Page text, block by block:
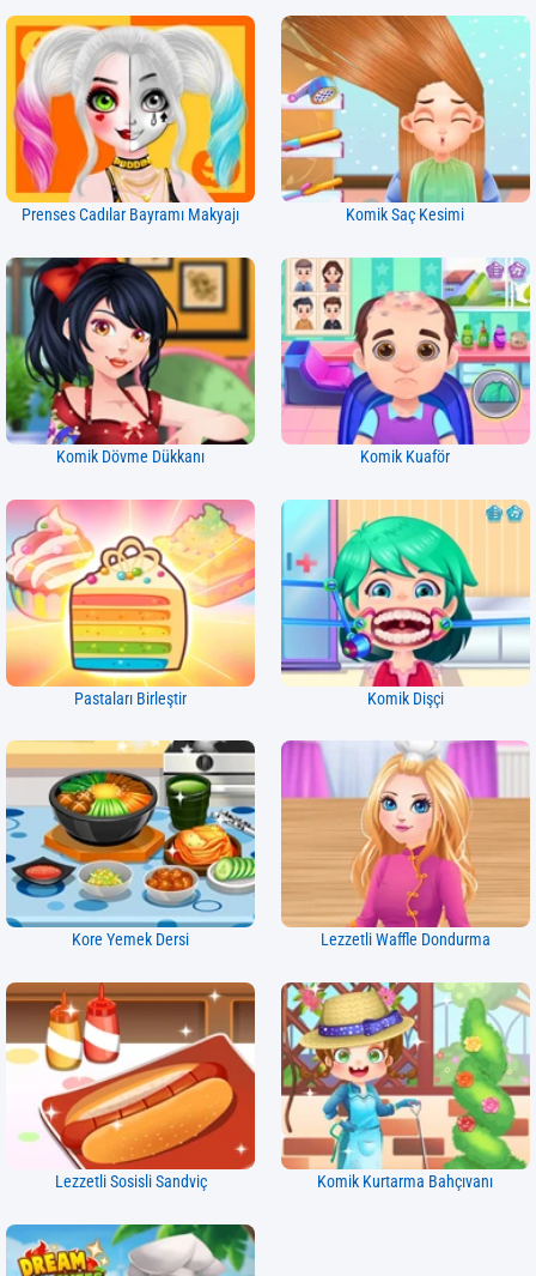
Prenses Cadılar Bayramı Makyajı Komik Saç Kesimi
Komik Dövme Dükkanı Komik Kuaför
Pastaları Birleştir Komik Dişçi
Kore Yemek Dersi Lezzetli Waffle Dondurma
Lezzetli Sosisli Sandviç Komik Kurtarma Bahçıvanı